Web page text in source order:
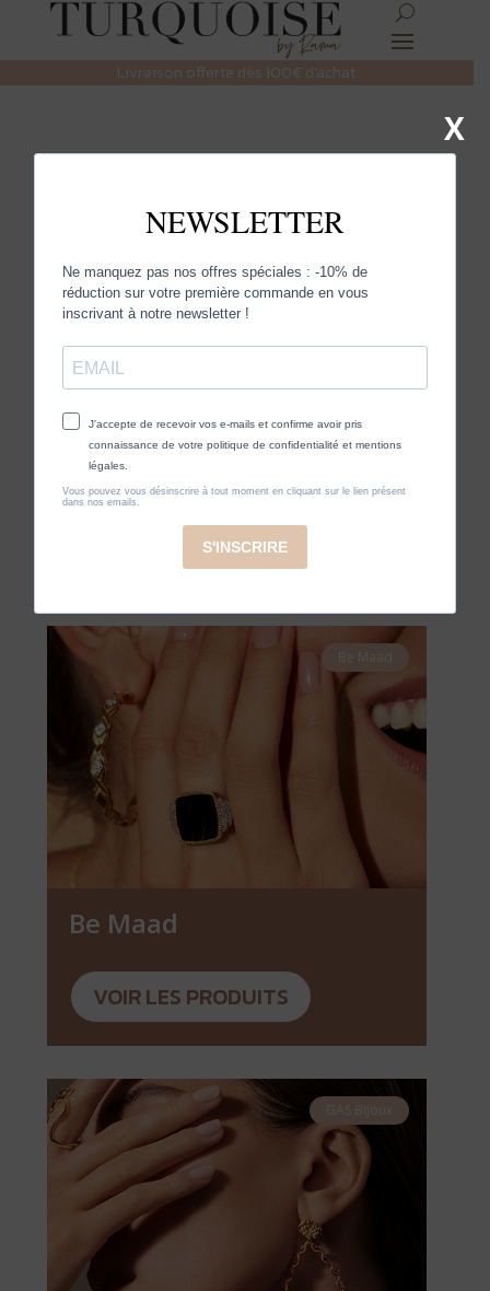
Livraison offerte dès 100€ d’achat
Aurélie Bidermann
VOIR LES PRODUITS
Be Maad
Be Maad
VOIR LES PRODUITS
GAS Bijoux
X